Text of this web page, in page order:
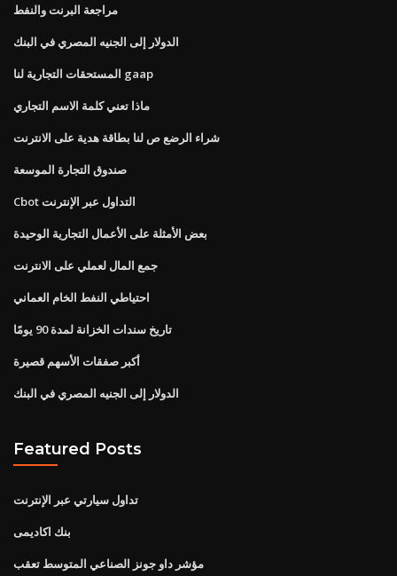
مراجعة البرنت والنفط
الدولار إلى الجنيه المصري في البنك
المستحقات التجارية لنا gaap
ماذا تعني كلمة الاسم التجاري
شراء الرضع ص لنا بطاقة هدية على الانترنت
صندوق التجارة الموسعة
Cbot التداول عبر الإنترنت
بعض الأمثلة على الأعمال التجارية الوحيدة
جمع المال لعملي على الانترنت
احتياطي النفط الخام العماني
تاريخ سندات الخزانة لمدة 90 يومًا
أكبر صفقات الأسهم قصيرة
الدولار إلى الجنيه المصري في البنك
Featured Posts
تداول سيارتي عبر الإنترنت
بنك اكاديمى
مؤشر داو جونز الصناعي المتوسط ​​تعقب